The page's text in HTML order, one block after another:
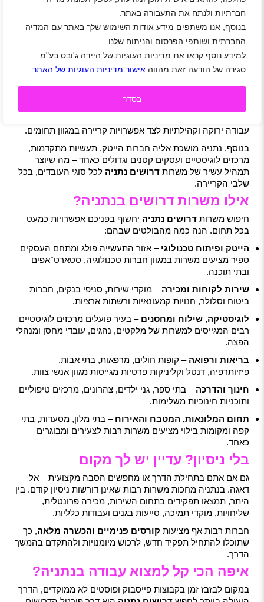
חברתיות ולנתח את התעבורה באתר.
בנוסף, אנו משתפים מידע אודות השימוש שלך באתר עם המדיה
החברתית ושותפי הפרסום והניתוח שלנו.
למידע נוסף קראו את מדיניות העוגיות של היידה ג'ובס בע"מ.
סגירה של הודעה זאת מהווה אישור מדיניות העוגיות של האתר
בסדר
לחצו עלי בכדי לצפות בכל
המשרות בנתניה!!!
נתניה נהנית ממיקום מצוין – בין תל אביב לחיפה – עם גישה
עבודה ירוקה וקהילתיות לצד אפשרויות קריירה במגוון תחומים.
בנוסף, נתניה מושכת אליה חברות הייטק, תעשיות מתקדמות,
מרכזים לוגיסטיים ועסקים קטנים וגדולים כאחד – מה שיוצר
תמהיל עשיר של משרות דרושים נתניה לכל סוגי העובדים, בכל
שלבי הקריירה.
אילו משרות דרושים בנתניה?
חיפוש משרות דרושים נתניה יחשוף בפניכם אפשרויות כמעט
בכל תחום. הנה כמה מהבולטים שבהם:
הייטק ופיתוח טכנולוגי – אזור התעשייה פולג ומתחם העסקים
ספיר מציעים משרות במגוון חברות טכנולוגיה, סטארט־אפים
ובתי תוכנה.
שירות לקוחות ומכירה – מוקדי שירות, סניפי בנקים, חברות
ביטוח וסלולר, חנויות קמעונאיות ורשתות ארציות.
לוגיסטיקה, שילוח ומחסנים – בעיר פועלים מרכזים לוגיסטיים
רבים המגייסים למשרות של מלקטים, נהגים, עובדי מחסן ומנהלי
הפצה.
בריאות ורפואה – קופות חולים, מרפאות, בתי אבות,
פיזיותרפיה, דנטל וקליניקות פרטיות מגייסות מגוון אנשי צוות.
חינוך והדרכה – בתי ספר, גני ילדים, צהרונים, מרכזים טיפוליים
ותוכניות חינוכיות משלימות.
תחום המלונאות, המטבח והאירוח – בתי מלון, מסעדות, בתי
קפה ומקומות בילוי מציעים משרות רבות לצעירים ומבוגרים
כאחד.
בלי ניסיון? עדיין יש לך מקום
גם אם אתם בתחילת הדרך או מחפשים הסבה מקצועית – אל
דאגה. בנתניה מחכות משרות רבות שאינן דורשות ניסיון קודם. בין
היתר, תמצאו תפקידים בתחום השירות, מכירה פרונטלית,
שליחויות, מוקדי תמיכה, סייעות בגנים ועבודות כלליות.
חברות רבות אף מציעות קורסים פנימיים והכשרה מלאה, כך
שתוכלו להתחיל תפקיד חדש, לרכוש מיומנויות ולהתקדם בהמשך
הדרך.
איפה הכי קל למצוא עבודה בנתניה?
במקום לבזבז זמן בקבוצות פייסבוק ופוסטים לא ממוקדים, הדרך